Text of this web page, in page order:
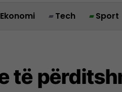
Ekonomi Tech Sport
të